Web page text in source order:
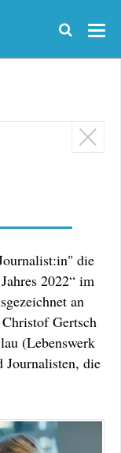
die
2022“ im
an
Gertsch
(Lebenswerk
Journalisten, die